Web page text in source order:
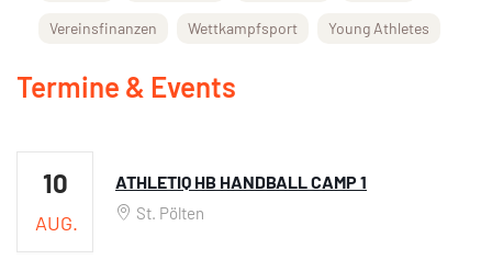
Vereinsfinanzen Wettkampfsport Young Athletes
Termine & Events
10
AUG.
ATHLETIQ HB HANDBALL CAMP 1
St. Pölten